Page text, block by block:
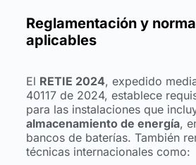
Reglamentación y
aplicables
El RETIE 2024, expedido
40117 de 2024, establece
para las instalaciones que
almacenamiento de energía,
bancos de baterías. También
técnicas internacionales como: